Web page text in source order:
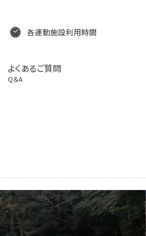
各運動施設利用時間
よくあるご質問
Q＆A